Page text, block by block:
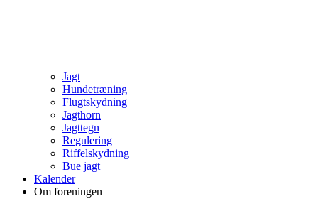
Jagt
Hundetræning
Flugtskydning
Jagthorn
Jagttegn
Regulering
Riffelskydning
Bue jagt
Kalender
Om foreningen